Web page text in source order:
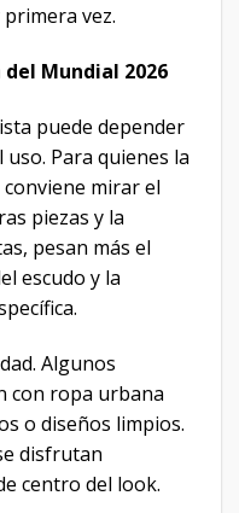
vez.
Mundial 2026
puede depender
Para quienes la
mirar el
piezas y la
pesan más el
escudo y la
Algunos
con ropa urbana
o diseños limpios.
disfrutan
centro del look.